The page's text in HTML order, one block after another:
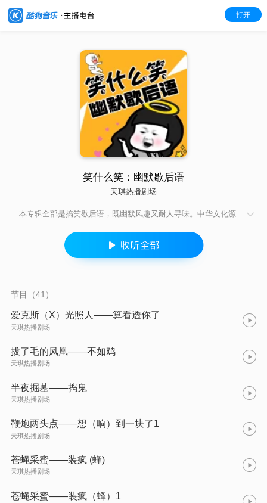
打开
笑什么笑：幽默歇后语
天琪热播剧场
本专辑全部是搞笑歇后语，既幽默风趣又耐人寻味。中华文化源
中歇后语以其独特的表现力，给人以深思和启迪，千古流传，反
映了华夏民族特有的风俗传统和民族文化，品味生活，明晓哲
理。歇后语一般寓意深刻，非常有哲理，短短一句话就凝聚了很
节目（41）
爱克斯（X）光照人——算看透你了
天琪热播剧场
拔了毛的凤凰——不如鸡
天琪热播剧场
半夜掘墓——捣鬼
天琪热播剧场
鞭炮两头点——想（响）到一块了1
天琪热播剧场
苍蝇采蜜——装疯 (蜂)
天琪热播剧场
苍蝇采蜜——装疯（蜂）1